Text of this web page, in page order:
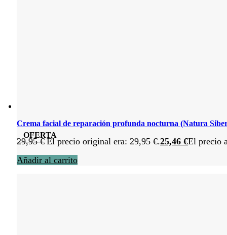
OFERTA
Crema facial de reparación profunda nocturna (Natura
29,95€ El precio original era: 29,95 €.25,46 €El precio
Añadir al carrito